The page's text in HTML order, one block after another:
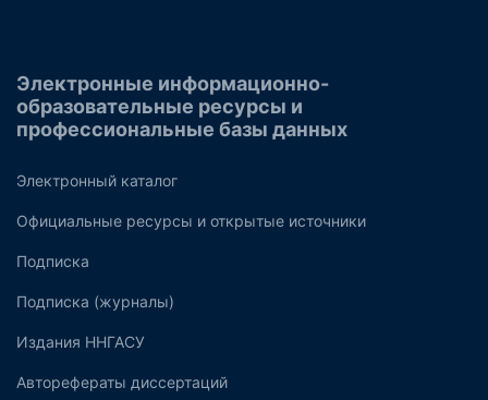
Электронные информационно-
образовательные ресурсы и
профессиональные базы данных
Электронный каталог
Официальные ресурсы и открытые источники
Подписка
Подписка (журналы)
Издания ННГАСУ
Авторефераты диссертаций